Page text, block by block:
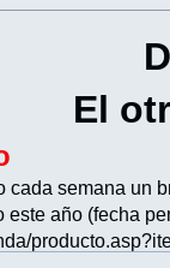
El
cada semana un
año (fecha